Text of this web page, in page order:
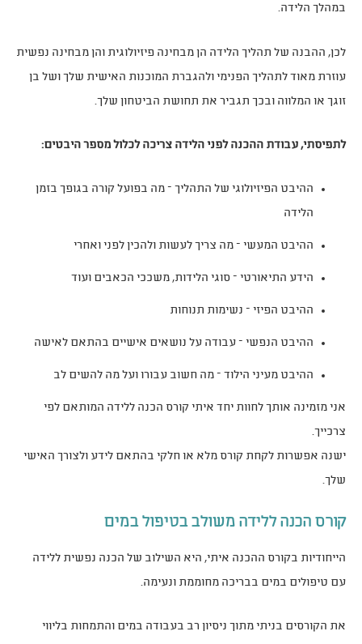
במהלך הלידה.
לכן, ההבנה של תהליך הלידה הן מבחינה פיזיולוגית והן מבחינה נפשית
עוזרת מאוד לתהליך הפנימי ולהגברת המוכנות האישית שלך ושל בן
זוגך או המלווה ובכך תגביר את תחושת הביטחון שלך.
לתפיסתי, עבודת ההכנה לפני הלידה צריכה לכלול מספר היבטים:
ההיבט הפיזיולוגי של התהליך – מה בפועל קורה בגופך בזמן
הלידה
ההיבט המעשי – מה צריך לעשות ולהכין לפני ואחרי
הידע התיאורטי – סוגי הלידות, משככי הכאבים ועוד
ההיבט הפיזי – נשימות תנוחות
ההיבט הנפשי – עבודה על נושאים אישיים בהתאם לאישה
ההיבט מעיני הילוד – מה חשוב עבורו ועל מה להשים לב
אני מזמינה אותך לחוות יחד איתי קורס הכנה ללידה המותאם לפי
צרכייך.
ישנה אפשרות לקחת קורס מלא או חלקי בהתאם לידע ולצורך האישי
שלך.
קורס הכנה ללידה משולב בטיפול במים
הייחודיות בקורס ההכנה איתי, היא השילוב של הכנה נפשית ללידה
עם טיפולים במים בבריכה מחוממת ונעימה.
את הקורסים בניתי מתוך ניסיון רב בעבודה במים והתמחות בליווי